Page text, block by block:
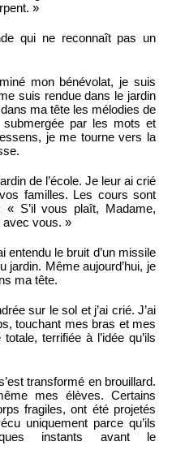
»
qui ne reconnaît pas un
mon bénévolat, je suis
suis rendue dans le jardin
ma tête les mélodies de
par les mots et
je me tourne vers la
de l’école. Je leur ai crié
familles. Les cours sont
S’il vous plaît, Madame,
avec vous. »
entendu le bruit d’un missile
jardin. Même aujourd’hui, je
ma tête.
sur le sol et j’ai crié. J’ai
touchant mes bras et mes
terrifiée à l’idée qu’ils
transformé en brouillard.
mes élèves. Certains
fragiles, ont été projetés
uniquement parce qu’ils
instants avant le